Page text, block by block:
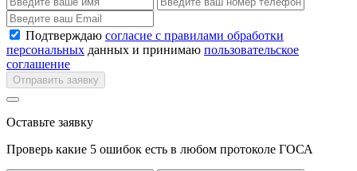
Подтверждаю согласие с правилами обработки
персональных данных и принимаю пользовательское
соглашение
Отправить заявку
Оставьте заявку
Проверь какие 5 ошибок есть в любом протоколе ГОСА